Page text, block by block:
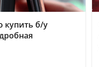
купить б/у